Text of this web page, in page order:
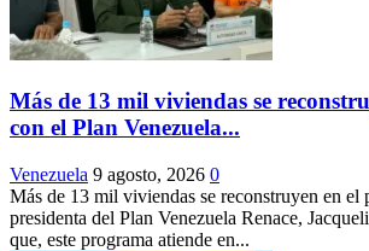
Más de 13 mil viviendas se
con el Plan Venezuela...
Venezuela 9 agosto, 2026 0
Más de 13 mil viviendas se reconstruyen en el
presidenta del Plan Venezuela Renace,
que, este programa atiende en...